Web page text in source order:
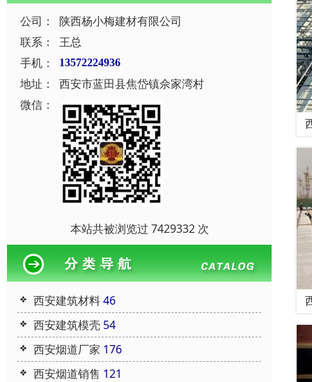
公司：
陕西杨小梅建材有限公司
联系：
王总
手机：
13572224936
地址：
西安市蓝田县焦岱镇佘家湾村
微信：
本站共被浏览过 7429332 次
西安建筑材料46
西安建筑模壳 54
西安烟道厂家 176
西安烟道销售 121